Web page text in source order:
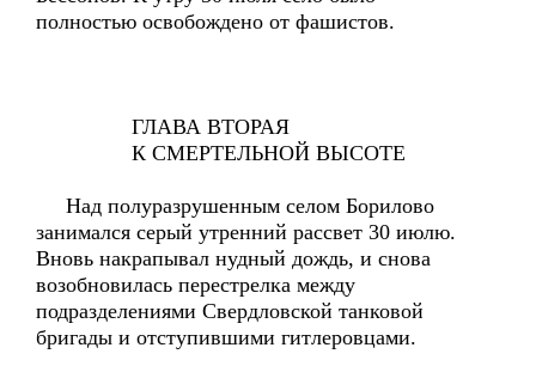
полностью освобождено от фашистов.
ГЛАВА ВТОРАЯ
К СМЕРТЕЛЬНОЙ ВЫСОТЕ
Над полуразрушенным селом Борилово
занимался серый утренний рассвет 30 июлю.
Вновь накрапывал нудный дождь, и снова
возобновилась перестрелка между
подразделениями Свердловской танковой
бригады и отступившими гитлеровцами.